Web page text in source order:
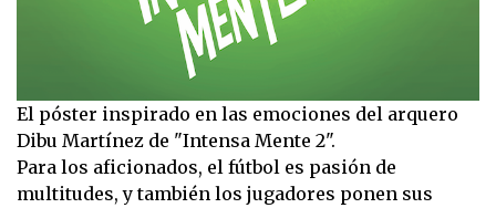
El póster inspirado en las emociones del arquero
Dibu Martínez de "Intensa Mente 2".
Para los aficionados, el fútbol es pasión de
multitudes, y también los jugadores ponen sus